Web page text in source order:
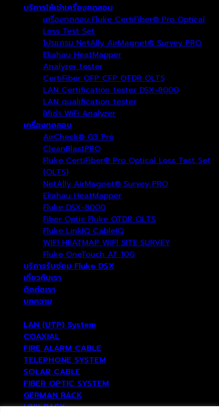
บริการให้เช่าเครื่องทดสอบ
เครื่องทดสอบ Fluke CertiFiber® Pro Optical
Loss Test Set
โปรแกรม NetAlly AirMagnet® Survey PRO
Ekahau HeatMapper
Analyzer tester
CertiFiber OFP CFP OTDR OLTS
LAN Certification tester DSX-8000
LAN qualification tester
ให้เช่า WiFi Analyzer
เครื่องทดสอบ
AirCheck® G3 Pro
CleanBlastPRO
Fluke CertiFiber® Pro Optical Loss Test Set
(OLTS)
NetAlly AirMagnet® Survey PRO
Ekahau HeatMapper
Fluke DSX-8000
Fiber Optic Fluke OTDR OLTS
Fluke LinkIQ CableIQ
WIFI HEATMAP WIFI SITE SURVEY
Fluke OneTouch AT 10G
บริการรับซ่อม Fluke DSX
เกี่ยวกับเรา
ติดต่อเรา
บทความ
LAN (UTP) System
COAXIAL
FIRE ALARM CABLE
TELEPHONE SYSTEM
SOLAR CABLE
FIBER OPTIC SYSTEM
GERMAN RACK
LINK RACK